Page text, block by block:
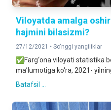
Viloyatda amalga
hajmini bilasizmi?
27/12/2021 • So'nggi yangiliklar
✅Farg‘ona viloyati statistika
ma’lumotiga ko‘ra, 2021-
Batafsil ...